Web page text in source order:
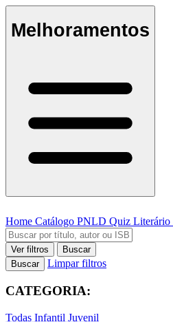
Melhoramentos
Home Catálogo PNLD Quiz Literário
Ver filtros
Buscar
Buscar
Limpar filtros
CATEGORIA:
Todas Infantil Juvenil